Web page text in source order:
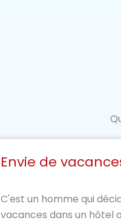
Envie de
C'est un homme qui
vacances dans un hôtel